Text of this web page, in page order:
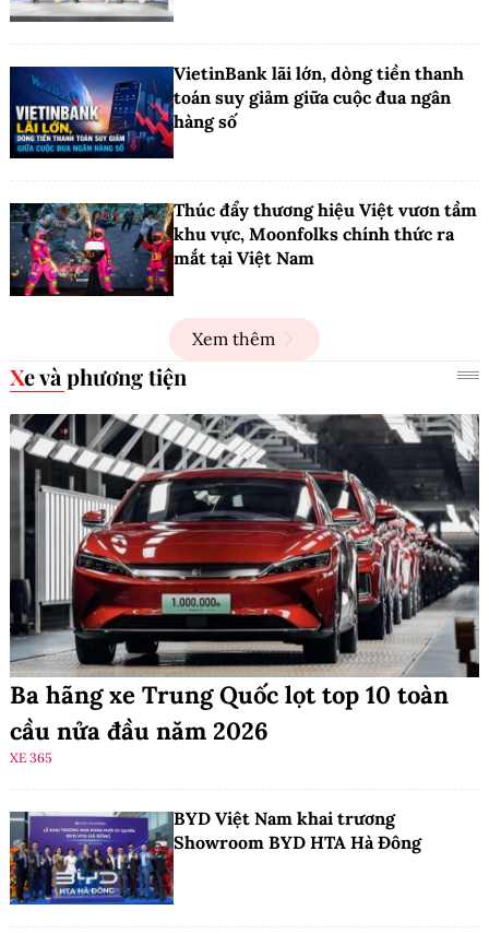
VietinBank lãi lớn, dòng tiền thanh
toán suy giảm giữa cuộc đua ngân
hàng số
Thúc đẩy thương hiệu Việt vươn tầm
khu vực, Moonfolks chính thức ra
mắt tại Việt Nam
Xem thêm
Xe và phương tiện
Ba hãng xe Trung Quốc lọt top 10 toàn
cầu nửa đầu năm 2026
XE 365
BYD Việt Nam khai trương
Showroom BYD HTA Hà Đông